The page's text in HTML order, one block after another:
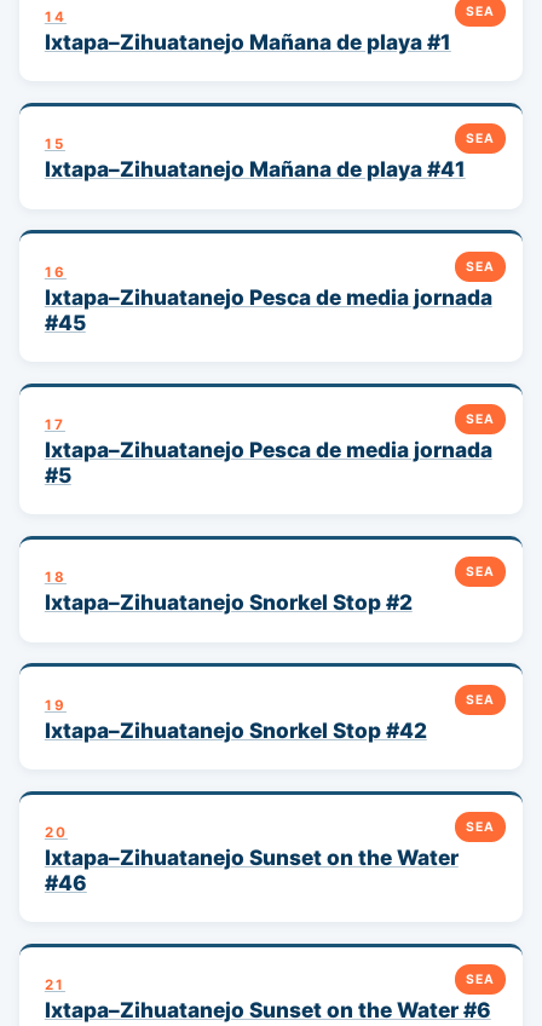
SEA
14
Ixtapa–Zihuatanejo Mañana de playa #1
SEA
15
Ixtapa–Zihuatanejo Mañana de playa #41
SEA
16
Ixtapa–Zihuatanejo Pesca de media jornada
#45
SEA
17
Ixtapa–Zihuatanejo Pesca de media jornada
#5
SEA
18
Ixtapa–Zihuatanejo Snorkel Stop #2
SEA
19
Ixtapa–Zihuatanejo Snorkel Stop #42
SEA
20
Ixtapa–Zihuatanejo Sunset on the Water
#46
SEA
21
Ixtapa–Zihuatanejo Sunset on the Water #6